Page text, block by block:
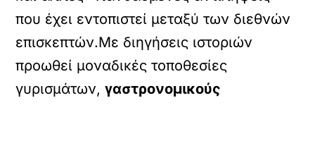
που έχει εντοπιστεί μεταξύ των διεθνών
επισκεπτών.Με διηγήσεις ιστοριών
προωθεί μοναδικές τοποθεσίες
γυρισμάτων,γαστρονομικούς